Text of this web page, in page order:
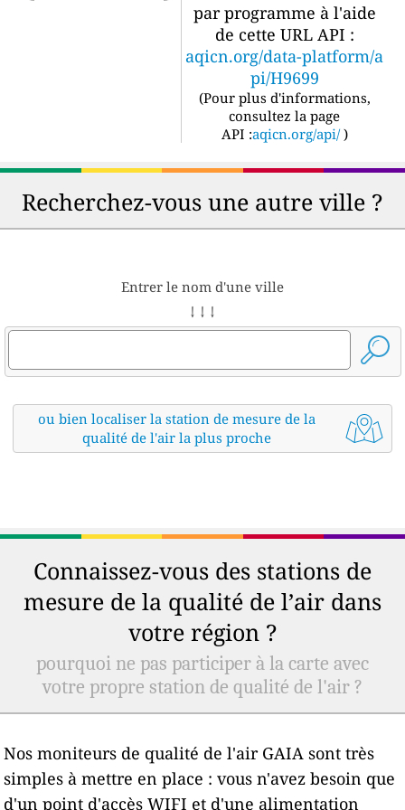
par programme à l'aide
de cette URL API :
aqicn.org/data-platform/a
pi/H9699
(Pour plus d'informations,
consultez la page
API :aqicn.org/api/ )
Recherchez-vous une autre ville ?
Entrer le nom d'une ville
↓ ↓ ↓
ou bien localiser la station de mesure de la
qualité de l'air la plus proche
Connaissez-vous des stations de
mesure de la qualité de l’air dans
votre région ?
pourquoi ne pas participer à la carte avec
votre propre station de qualité de l'air ?
Nos moniteurs de qualité de l'air GAIA sont très
simples à mettre en place : vous n'avez besoin que
d'un point d'accès WIFI et d'une alimentation